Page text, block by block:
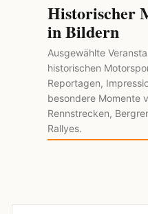
Historischer
in Bildern
Ausgewählte
historischen
Reportagen,
besondere Momente
Rennstrecken,
Rallyes.